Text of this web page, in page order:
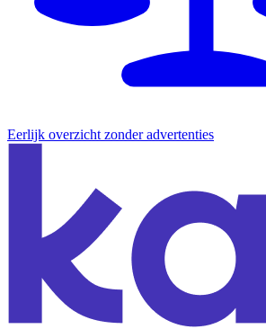
Eerlijk overzicht zonder advertenties